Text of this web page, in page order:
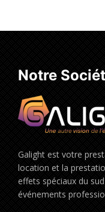
Notre
Galight est votre
location et la
effets spéciaux du
événements